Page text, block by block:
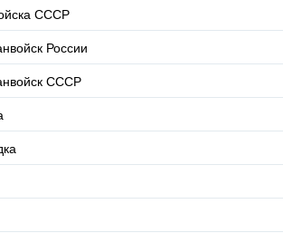
СССР
России
СССР